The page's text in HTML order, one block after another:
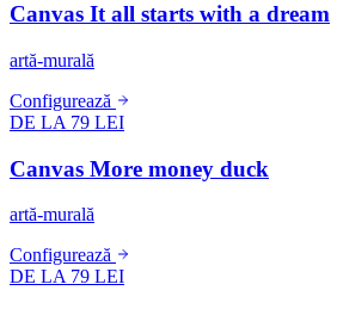
Canvas It all starts with a dream
artă-murală
Configurează
DE LA 79 LEI
Canvas More money duck
artă-murală
Configurează
DE LA 79 LEI